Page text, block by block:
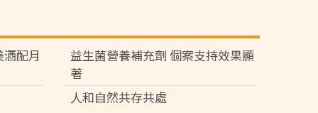
配月
益生菌營養補充劑 個案支持效果顯
著
人和自然共存共處